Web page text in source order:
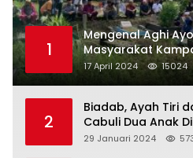
1
Mengenal Aghi
Masyarakat
Idul Fitri
17 April 2024 15024
2
Biadab, Ayah Tiri
Cabuli Dua Anak
29 Januari 2024